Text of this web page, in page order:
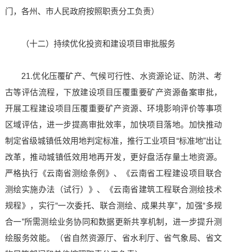
门，各州、市人民政府按照职责分工负责）
（十二）持续优化投资和建设项目审批服务
21.优化压覆矿产、气候可行性、水资源论证、防洪、考
古等评估流程，下放建设项目压覆重要矿产资源备案审批，
开展工程建设项目压覆重要矿产资源、环境影响评价等事项
区域评估，进一步提高审批效率，加快项目落地。加快推动
制定省级城镇低效用地判定标准，推行工业项目“标准地”出让
改革，推动城镇低效用地再开发，更好盘活存量土地资源。
严格执行《云南省测绘条例》、《云南省工程建设项目联合
测绘实施办法（试行）》、《云南省建筑工程联合测绘技术
规程》，实行“一次委托、联合测绘、成果共享”，加强“多规
合一”所需测绘业务协同和数据更新共享机制，进一步提升测
绘服务效能。（省自然资源厅、省水利厅、省气象局、省文